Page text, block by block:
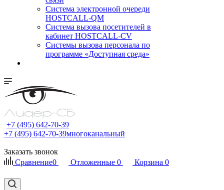
Система электронной очереди
HOSTCALL-QM
Cистема вызова посетителей в
кабинет HOSTCALL-CV
Системы вызова персонала по
программе «Доступная среда»
+7 (495) 642-70-39
+7 (495) 642-70-39многоканальный
Заказать звонок
Сравнение0 Отложенные 0 Корзина 0